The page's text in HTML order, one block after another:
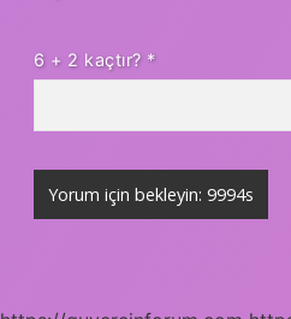
6 + 2 kaçtır? *